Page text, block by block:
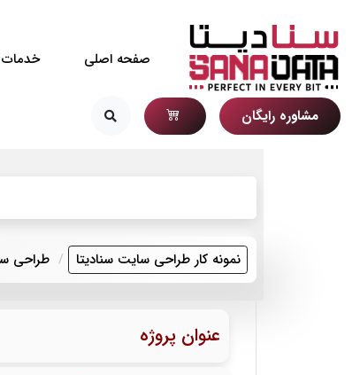
صفحه اصلی خدمات
مشاوره رایگان
نمونه کار طراحی سایت سنادیتا طراحی
عنوان پروژه